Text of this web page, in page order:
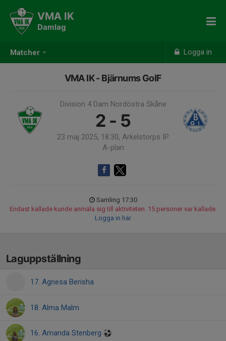
Matcher Logga in
VMA IK
Damlag
VMA IK - Bjärnums GoIF
Division 4 Dam Nordöstra Skåne
2 - 5
23 maj 2025, 18:30, Arkelstorps IP
A-plan
Samling 17:30
Endast kallade kunde anmäla sig till aktiviteten. 15 personer var kallade.
Logga in här
Laguppställning
17. Agnesa Berisha
18. Alma Malm
16. Amanda Stenberg